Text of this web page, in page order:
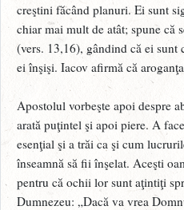
creştini făcând planuri. Ei sunt
chiar mai mult de atât; spune că
(vers. 13,16), gândind că ei sunt
ei înşişi. Iacov afirmă că
Apostolul vorbeşte apoi despre
arată puţintel şi apoi piere. A
esenţial şi a trăi ca şi cum
înseamnă să fii înşelat. Aceşti
pentru că ochii lor sunt aţintiţi
Dumnezeu: „Dacă va vrea